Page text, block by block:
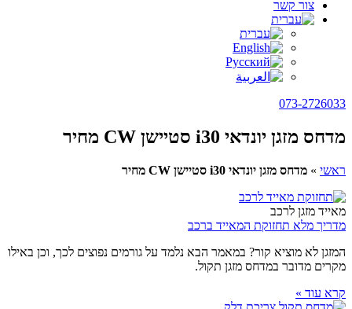
צור קשר
073-2726033
מדחס מזגן יונדאי i30 סטיישן CW מחיר
ראשי » מדחס מזגן יונדאי i30 סטיישן CW מחיר
מאייד מזגן לרכב
מדריך מלא תחזוקת המאייד ברכב
המזגן לא מוציא קור? במאמר הבא נלמד על גורמים נפוצים לכך, וכן באילו
מקרים מדובר במדחס מזגן תקול.
קרא עוד »